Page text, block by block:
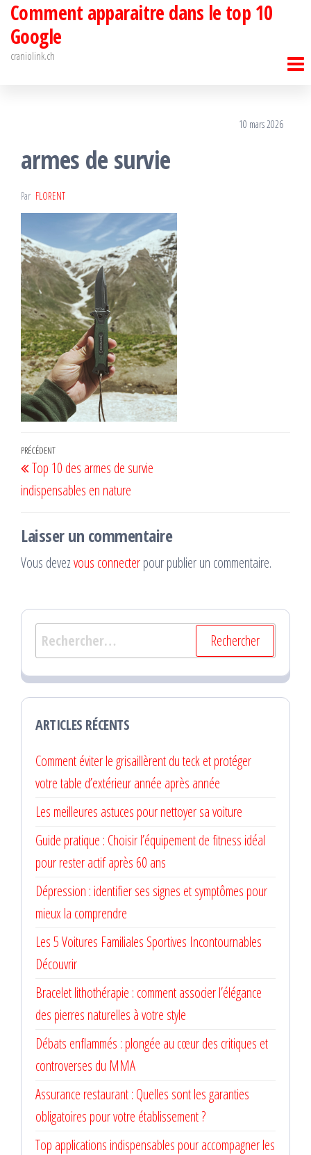
Passer
contenu
Comment apparaitre dans le top 10
Google
craniolink.ch
10 mars 2026
armes de survie
Par FLORENT
Navigation
de
l’article
Article
précédent
PRÉCÉDENT
Top 10 des armes de survie
indispensables en nature
Laisser un commentaire
Vous devezvous connecterpour publier un commentaire.
Rechercher :
ARTICLES RÉCENTS
Comment éviter le grisaillèrent du teck et protéger
votre table d’extérieur année après année
Les meilleures astuces pour nettoyer sa voiture
Guide pratique : Choisir l’équipement de fitness idéal
pour rester actif après 60 ans
Dépression : identifier ses signes et symptômes pour
mieux la comprendre
Les 5 Voitures Familiales Sportives Incontournables
Découvrir
Bracelet lithothérapie : comment associer l’élégance
des pierres naturelles à votre style
Débats enflammés : plongée au cœur des critiques et
controverses du MMA
Assurance restaurant : Quelles sont les garanties
obligatoires pour votre établissement ?
Top applications indispensables pour accompagner les